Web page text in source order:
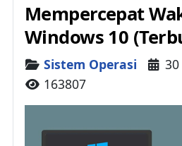
Mempercepat
Windows 10
Details
Sistem Operasi
163807